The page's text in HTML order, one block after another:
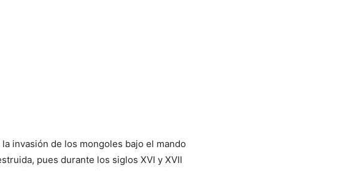
invasión de los mongoles bajo el mando
pues durante los siglos XVI y XVII